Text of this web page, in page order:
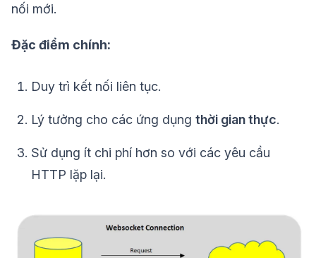
nối mới.
Đặc điểm chính:
Duy trì kết nối liên tục.
Lý tưởng cho các ứng dụng thời gian thực.
Sử dụng ít chi phí hơn so với các yêu cầu
HTTP lặp lại.